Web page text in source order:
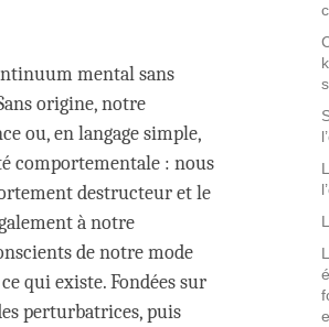
mental sans
origine, notre
ou, en langage simple,
comportementale : nous
destructeur et le
à notre
de notre mode
qui existe. Fondées sur
perturbatrices, puis